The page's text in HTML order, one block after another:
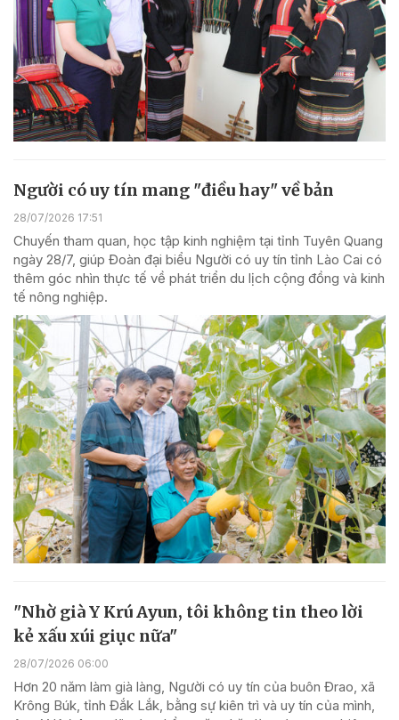
Người có uy tín mang "điều hay" về bản
28/07/2026 17:51
Chuyến tham quan, học tập kinh nghiệm tại tỉnh Tuyên Quang
ngày 28/7, giúp Đoàn đại biểu Người có uy tín tỉnh Lào Cai có
thêm góc nhìn thực tế về phát triển du lịch cộng đồng và kinh
tế nông nghiệp.
"Nhờ già Y Krú Ayun, tôi không tin theo lời
kẻ xấu xúi giục nữa"
28/07/2026 06:00
Hơn 20 năm làm già làng, Người có uy tín của buôn Đrao, xã
Krông Búk, tỉnh Đắk Lắk, bằng sự kiên trì và uy tín của mình,